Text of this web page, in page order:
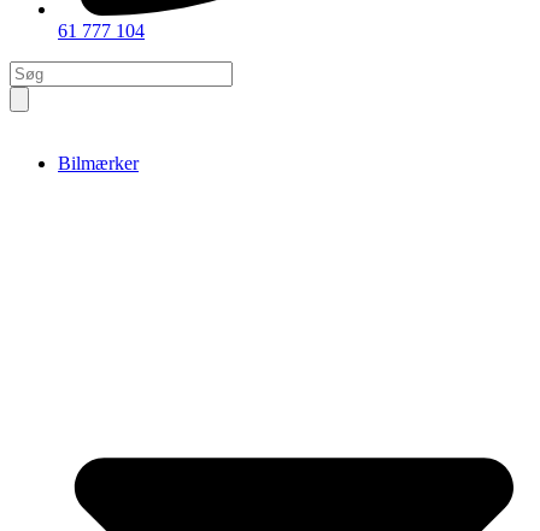
61 777 104
Products
search
Bilmærker